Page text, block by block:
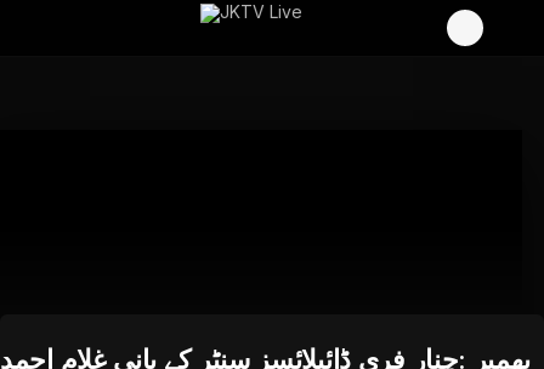
بھمبر :چنار فری ڈائیلائسز سنٹر کے بانی غلام احمد